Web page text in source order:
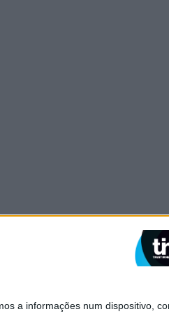
a informações num dispositivo,